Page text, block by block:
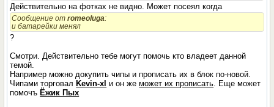
Действительно на фотках не видно. Может посеял когда
Сообщение отromeoluga:
и батарейки менял
?
Смотри. Действительно тебе могут помочь кто владеет данной
темой.
Например можно докупить чипы и прописать их в блок по-новой.
Чипами торговал Kevin-xl и он жеможет их прописать. Еще может
помочъ Ёжик Пых